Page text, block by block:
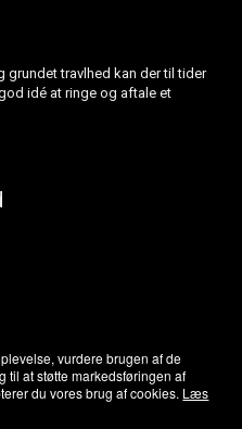
grundet travlhed kan der til tider
idé at ringe og aftale et
vurdere brugen af de
til at støtte markedsføringen af
du vores brug af cookies. Læs